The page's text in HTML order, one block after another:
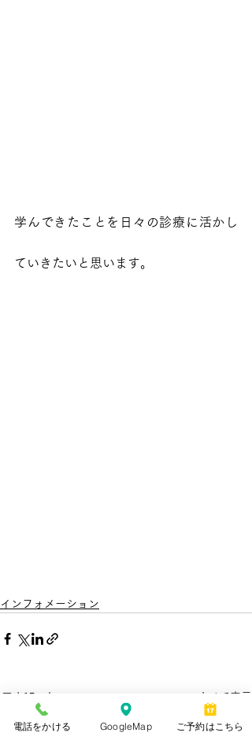
学んできたことを日々の診療に活かし
ていきたいと思います。
インフォメーション
最新記事 すべて表示
電話をかける GoogleMap ご予約はこちら